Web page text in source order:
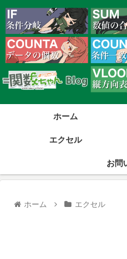
ホーム
エクセル
お問
ホーム エクセル